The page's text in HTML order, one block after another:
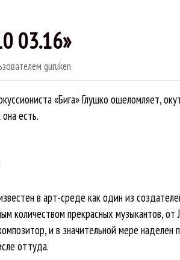
03.16»
guruken
«Бига» Глушко ошеломляет,
есть.
в арт-среде как один из
количеством прекрасных музыкантов,
и в значительной мере
оттуда.